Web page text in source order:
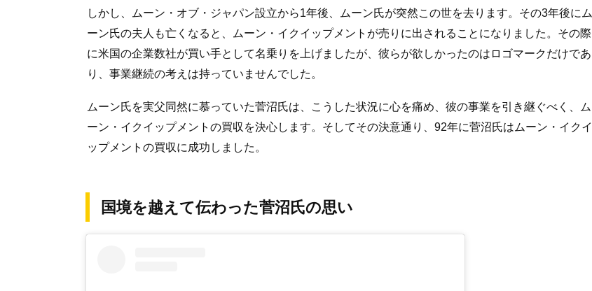
しかし、ムーン・オブ・ジャパン設立から1年後、ムーン氏が突然この世を去ります。その3年後にム
ーン氏の夫人も亡くなると、ムーン・イクイップメントが売りに出されることになりました。その際
に米国の企業数社が買い手として名乗りを上げましたが、彼らが欲しかったのはロゴマークだけであ
り、事業継続の考えは持っていませんでした。
ムーン氏を実父同然に慕っていた菅沼氏は、こうした状況に心を痛め、彼の事業を引き継ぐべく、ム
ーン・イクイップメントの買収を決心します。そしてその決意通り、92年に菅沼氏はムーン・イクイ
ップメントの買収に成功しました。
国境を越えて伝わった菅沼氏の思い